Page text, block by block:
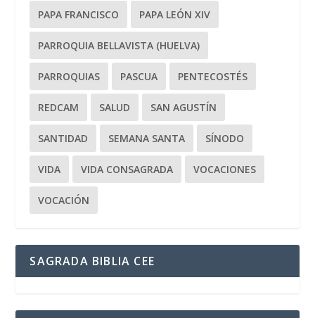
PAPA FRANCISCO PAPA LEÓN XIV
PARROQUIA BELLAVISTA (HUELVA)
PARROQUIAS PASCUA PENTECOSTÉS
REDCAM SALUD SAN AGUSTÍN
SANTIDAD SEMANA SANTA SÍNODO
VIDA VIDA CONSAGRADA VOCACIONES
VOCACIÓN
SAGRADA BIBLIA CEE